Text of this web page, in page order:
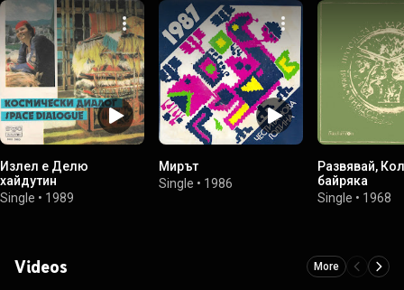
Излел е Делю
хайдутин
Single • 1989
Мирът
Single • 1986
Развявай,
байряка
Single • 1968
Videos More